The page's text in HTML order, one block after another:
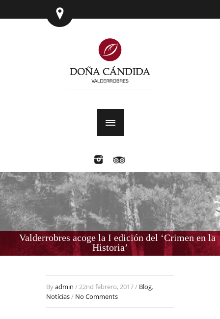
Valderrobres acoge la I edición del ‘Crimen en la
Historia’
Byadmin / 22nd febrero, 2017 / Blog,
Notícias/ No Comments